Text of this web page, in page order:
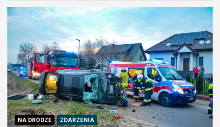
NA DRODZE ZDARZENIA